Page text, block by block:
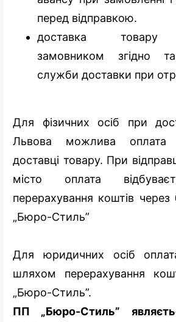
перед відправкою.
доставка товару
замовником згідно
служби доставки при
Для фізичних осіб при
Львова можлива оплата
доставці товару. При
місто оплата
перерахування коштів
„Бюро-Стиль”
Для юридичних осіб
шляхом перерахування
„Бюро-Стиль”.
ПП „Бюро-Стиль”